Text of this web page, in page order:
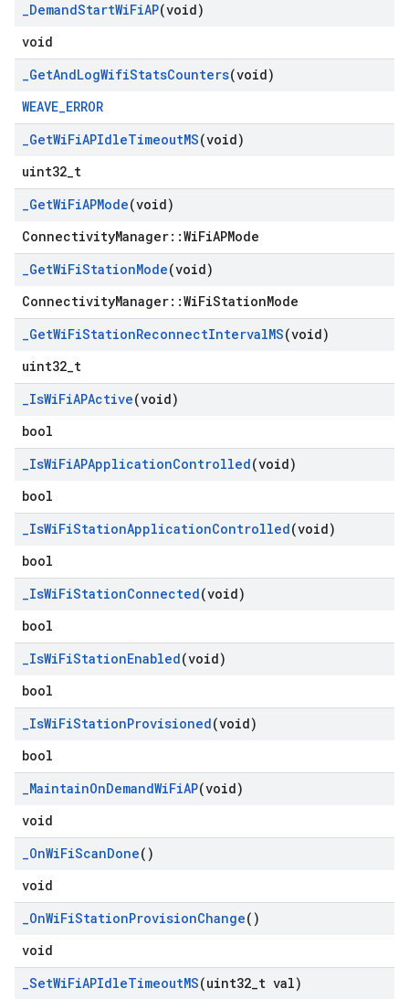
_DemandStartWiFiAP(void)
void
_GetAndLogWifiStatsCounters(void)
WEAVE_ERROR
_GetWiFiAPIdleTimeoutMS(void)
uint32_t
_GetWiFiAPMode(void)
ConnectivityManager::WiFiAPMode
_GetWiFiStationMode(void)
ConnectivityManager::WiFiStationMode
_GetWiFiStationReconnectIntervalMS(void)
uint32_t
_IsWiFiAPActive(void)
bool
_IsWiFiAPApplicationControlled(void)
bool
_IsWiFiStationApplicationControlled(void)
bool
_IsWiFiStationConnected(void)
bool
_IsWiFiStationEnabled(void)
bool
_IsWiFiStationProvisioned(void)
bool
_MaintainOnDemandWiFiAP(void)
void
_OnWiFiScanDone()
void
_OnWiFiStationProvisionChange()
void
_SetWiFiAPIdleTimeoutMS(uint32 t val)